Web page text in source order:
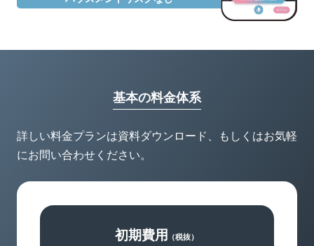
基本の料金体系
詳しい料金プランは資料ダウンロード、もしくはお気軽
にお問い合わせください。
初期費用 （税抜）